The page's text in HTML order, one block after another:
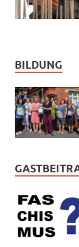
BILDUNG